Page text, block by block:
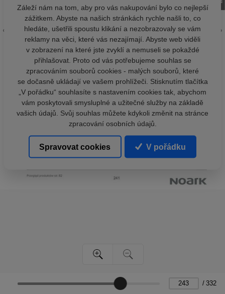
/ 332
Záleží nám na tom, aby pro vás nakupování bylo co nejlepší
zážitkem. Abyste na našich stránkách rychle našli to, co
hledáte, ušetřili spoustu klikání a nezobrazovaly se vám
reklamy na věci, které vás nezajímají. Abyste web viděli
v zobrazení na které jste zvyklí a nemuseli se pokaždé
přihlašovat. Proto od vás potřebujeme souhlas se
zpracováním souborů cookies - malých souborů, které
se dočasně ukládají ve vašem prohlížeči. Stisknutím tlačítka
„V pořádku“ souhlasíte s nastavením cookies tak, abychom
vám poskytovali smysluplné a užitečné služby na základě
vašich údajů. Svůj souhlas můžete kdykoli změnit na stránce
zpracování osobních údajů.
Spravovat cookies V pořádku